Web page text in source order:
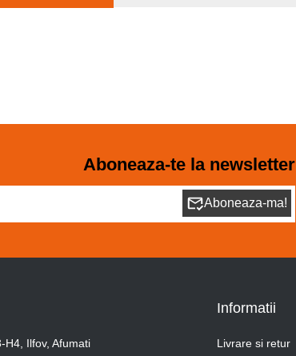
Aboneaza-te la newsletter
Aboneaza-ma!
H4, Ilfov, Afumati
Informatii
Livrare si retur